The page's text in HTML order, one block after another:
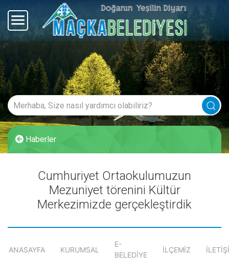
Haberler
Cumhuriyet Ortaokulumuzun
Mezuniyet törenini Kültür
Merkezimizde gerçekleştirdik
ANASAYFA KURUMSAL
E-
BELEDİYE
İLÇEMİZ